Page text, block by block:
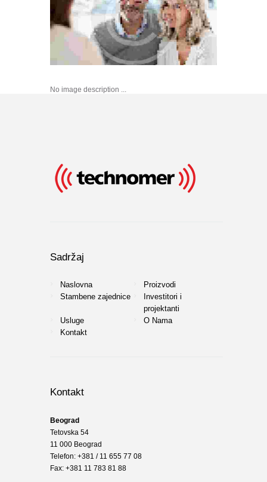
No image description ...
Sadržaj
Naslovna
Proizvodi
Stambene zajednice
Investitori i
projektanti
Usluge
O Nama
Kontakt
Kontakt
Beograd
Tetovska 54
11 000 Beograd
Telefon: +381 / 11 655 77 08
Fax: +381 11 783 81 88